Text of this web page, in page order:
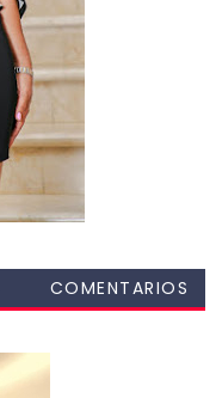
COMENTARIOS